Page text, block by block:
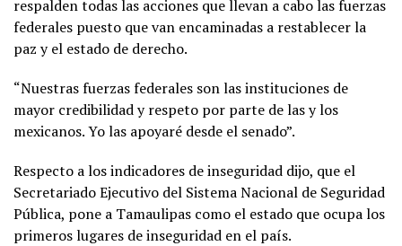
respalden todas las acciones que llevan a cabo las fuerzas
federales puesto que van encaminadas a restablecer la
paz y el estado de derecho.
“Nuestras fuerzas federales son las instituciones de
mayor credibilidad y respeto por parte de las y los
mexicanos. Yo las apoyaré desde el senado”.
Respecto a los indicadores de inseguridad dijo, que el
Secretariado Ejecutivo del Sistema Nacional de Seguridad
Pública, pone a Tamaulipas como el estado que ocupa los
primeros lugares de inseguridad en el país.